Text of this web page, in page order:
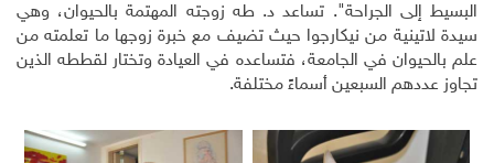
البسيط إلى الجراحة". تساعد د. طه زوجته المهتمة بالحيوان، وهي
سيدة لاتينية من نيكارجوا حيث تضيف مع خبرة زوجها ما تعلمته من
علم بالحيوان في الجامعة، فتساعده في العيادة وتختار لقططه الذين
تجاوز عددهم السبعين أسماءً مختلفة.